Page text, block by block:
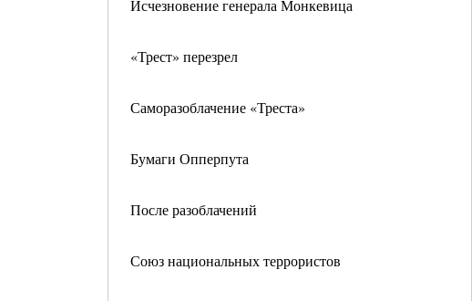
Исчезновение генерала Монкевица
«Трест» перезрел
Саморазоблачение «Треста»
Бумаги Опперпута
После разоблачений
Союз национальных террористов